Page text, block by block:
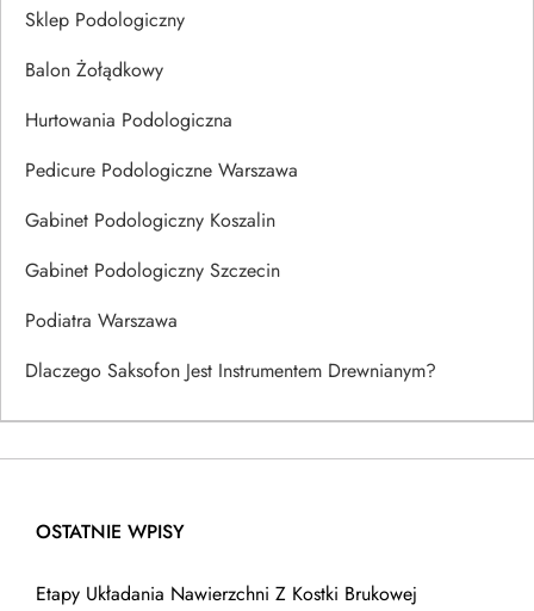
Sklep Podologiczny
Balon Żołądkowy
Hurtowania Podologiczna
Pedicure Podologiczne Warszawa
Gabinet Podologiczny Koszalin
Gabinet Podologiczny Szczecin
Podiatra Warszawa
Dlaczego Saksofon Jest Instrumentem Drewnianym?
OSTATNIE WPISY
Etapy Układania Nawierzchni Z Kostki Brukowej